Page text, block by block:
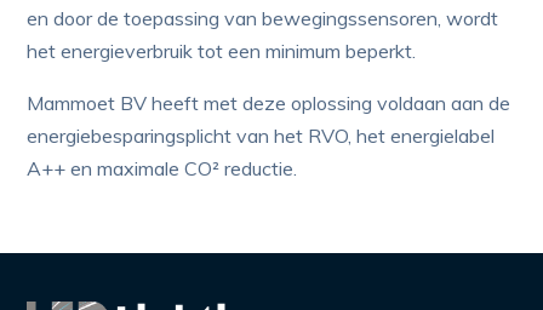
en door de toepassing van bewegingssensoren, wordt
het energieverbruik tot een minimum beperkt.
Mammoet BV heeft met deze oplossing voldaan aan de
energiebesparingsplicht van het RVO, het energielabel
A++ en maximale CO² reductie.